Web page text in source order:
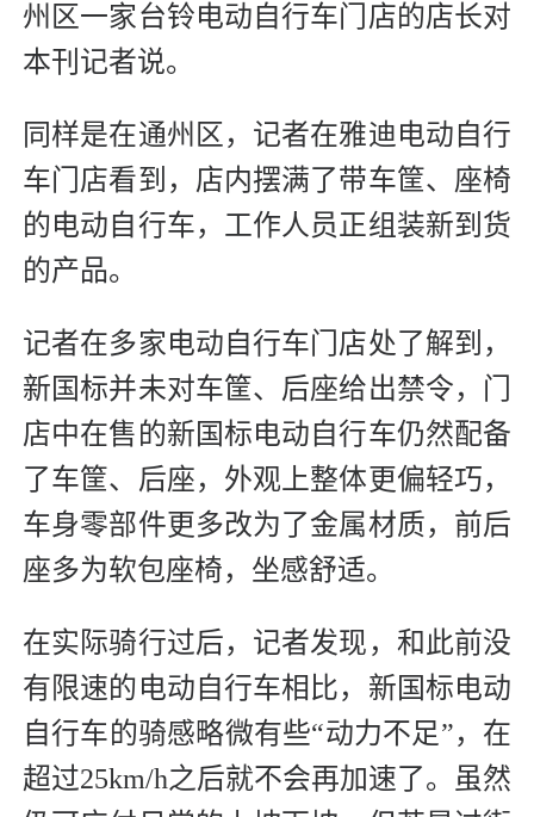
州区一家台铃电动自行车门店的店长对
本刊记者说。
同样是在通州区，记者在雅迪电动自行
车门店看到，店内摆满了带车筐、座椅
的电动自行车，工作人员正组装新到货
的产品。
记者在多家电动自行车门店处了解到，
新国标并未对车筐、后座给出禁令，门
店中在售的新国标电动自行车仍然配备
了车筐、后座，外观上整体更偏轻巧，
车身零部件更多改为了金属材质，前后
座多为软包座椅，坐感舒适。
在实际骑行过后，记者发现，和此前没
有限速的电动自行车相比，新国标电动
自行车的骑感略微有些“动力不足”，在
超过25km/h之后就不会再加速了。虽然